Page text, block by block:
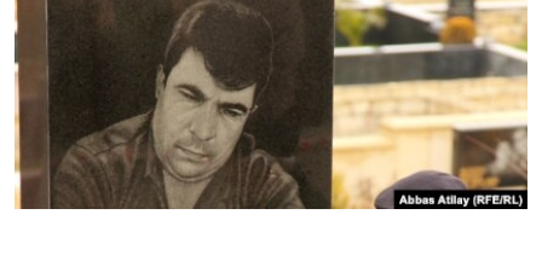
VIDEO
FOTOQALEREYA
KARIKATURA
RADIO ARXIV
OXU ZALI
AZƏRBAYCAN ƏDƏBIYYATI KITABXANASI
İSLAM VƏ DEMOKRATIYA
İZ - MƏDƏNIYYƏT PROQRAMI
HAQQIMIZDA
PEŞƏ ETIKASI VƏ JURNALISTIKA STANDARTLARIMIZ
MATERIALLARIMIZDAN ISTIFADƏ